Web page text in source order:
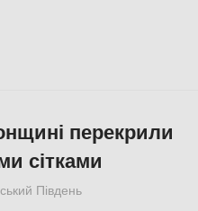
перекрили
сітками
Південь